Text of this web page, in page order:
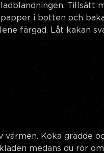
Tillsätt
i botten och
färgad. Låt kakan
värmen. Koka grädde
medans du rör